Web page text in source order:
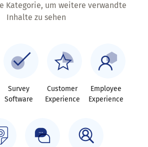
Kategorie, um weitere verwandte
Inhalte zu sehen
Survey
Software
Customer
Experience
Employee
Experience